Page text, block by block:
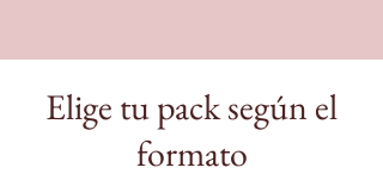
Elige tu pack según el
formato